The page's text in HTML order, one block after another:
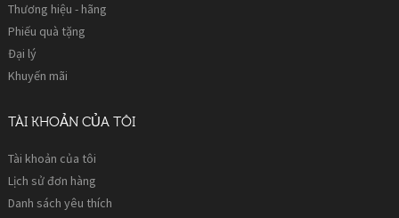
Thương hiệu - hãng
Phiếu quà tặng
Đại lý
Khuyến mãi
TÀI KHOẢN CỦA TÔI
Tài khoản của tôi
Lịch sử đơn hàng
Danh sách yêu thích